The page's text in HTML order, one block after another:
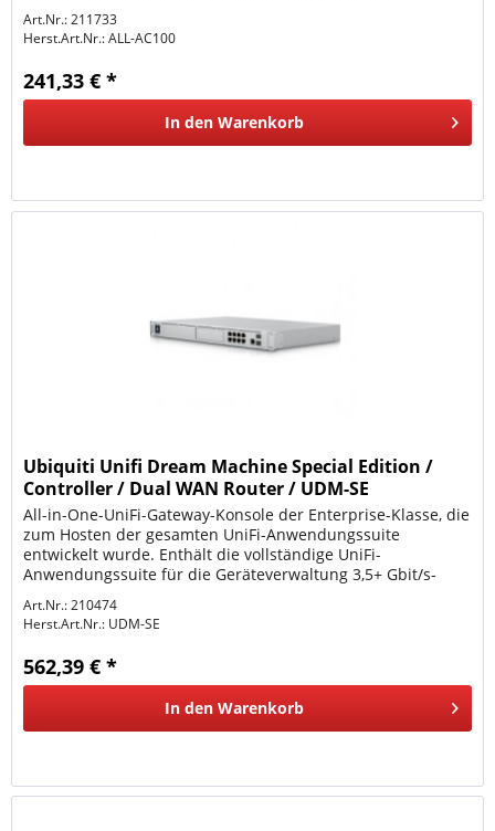
Art.Nr.: 211733
Herst.Art.Nr.:ALL-AC100
241,33 € *
In den Warenkorb
Ubiquiti Unifi Dream Machine Special Edition /
Controller / Dual WAN Router / UDM-SE
All-in-One-UniFi-Gateway-Konsole der Enterprise-Klasse, die
zum Hosten der gesamten UniFi-Anwendungssuite
entwickelt wurde. Enthält die vollständige UniFi-
Anwendungssuite für die Geräteverwaltung 3,5+ Gbit/s-
Art.Nr.: 210474
Herst.Art.Nr.: UDM-SE
562,39 € *
In den Warenkorb